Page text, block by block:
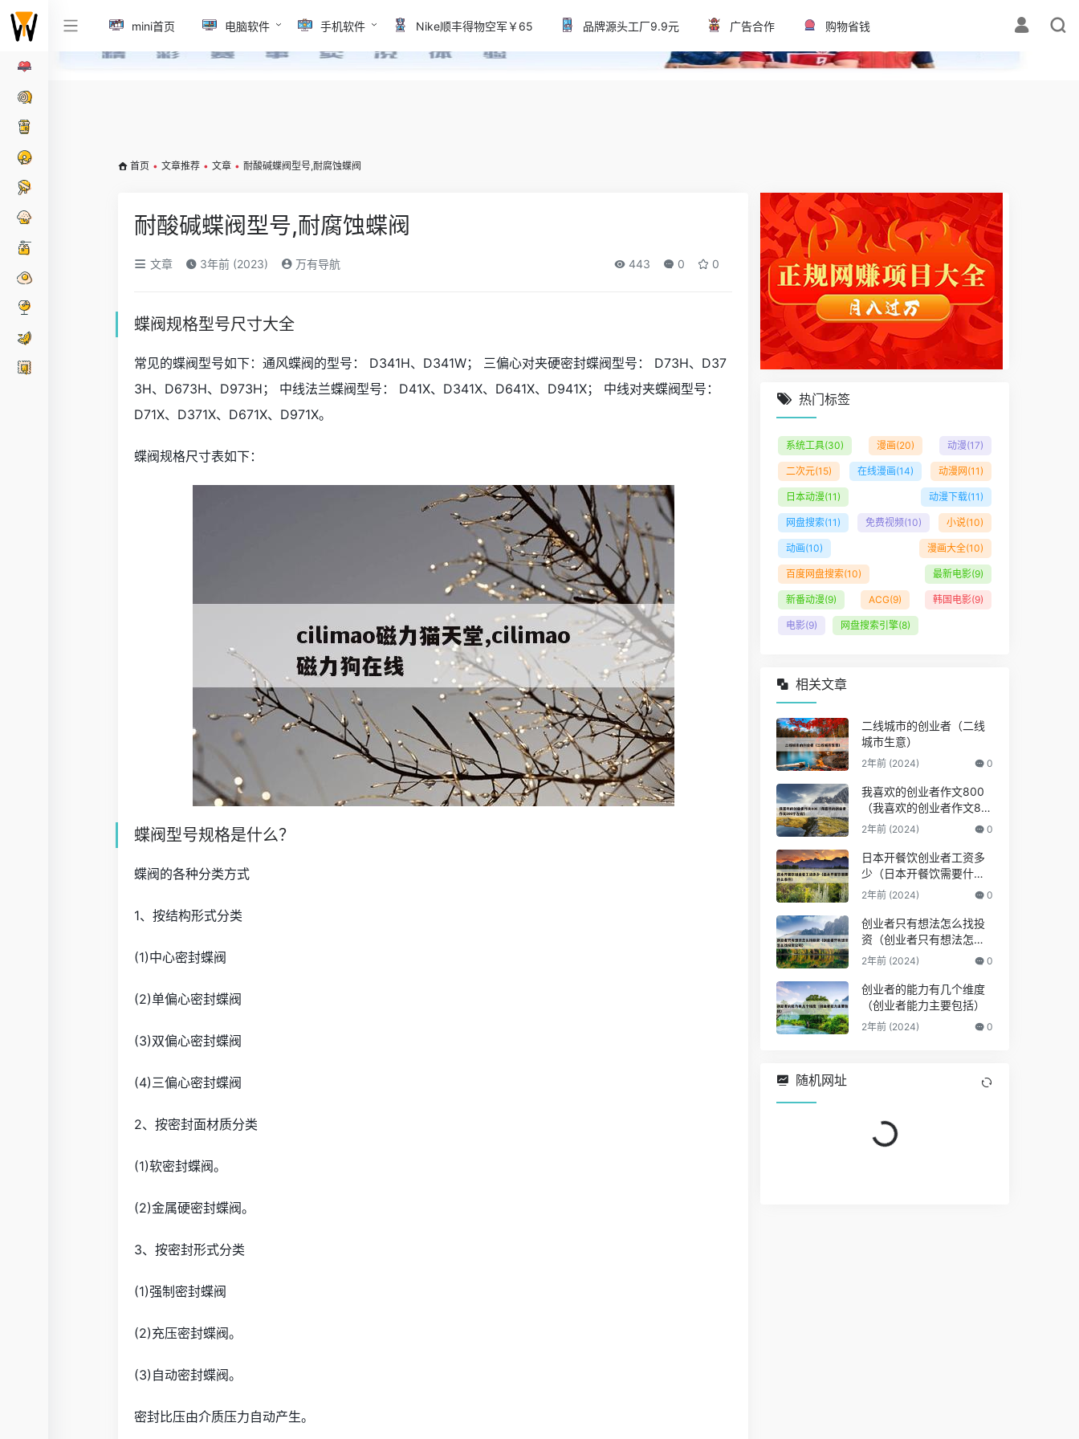
✕
mini首页 电脑软件 手机软件 Nike顺丰得物空军￥65 品牌源头工厂9.9元 广告合作 购物省钱
首页 • 文章推荐 • 文章 • 耐酸碱蝶阀型号,耐腐蚀蝶阀
耐酸碱蝶阀型号,耐腐蚀蝶阀
文章 3年前 (2023) 万有导航 443 0 0
蝶阀规格型号尺寸大全
常见的蝶阀型号如下：通风蝶阀的型号： D341H、D341W； 三偏心对夹硬密封蝶阀型号： D73H、D37
3H、D673H、D973H； 中线法兰蝶阀型号： D41X、D341X、D641X、D941X； 中线对夹蝶阀型号：
D71X、D371X、D671X、D971X。
蝶阀规格尺寸表如下：
蝶阀型号规格是什么？
蝶阀的各种分类方式
1、按结构形式分类
(1)中心密封蝶阀
(2)单偏心密封蝶阀
(3)双偏心密封蝶阀
(4)三偏心密封蝶阀
2、按密封面材质分类
(1)软密封蝶阀。
(2)金属硬密封蝶阀。
3、按密封形式分类
(1)强制密封蝶阀
(2)充压密封蝶阀。
(3)自动密封蝶阀。
密封比压由介质压力自动产生。
热门标签
系统工具(30) 漫画(20) 动漫(17)
二次元(15) 在线漫画(14) 动漫网 (11)
日本动漫(11) 动漫下载(11)
网盘搜索(11) 免费视频(10) 小说(10)
动画(10) 漫画大全(10)
百度网盘搜索(10) 最新电影(9)
新番动漫(9) ACG(9) 韩国电影(9)
电影(9) 网盘搜索引擎(8)
相关文章
二线城市的创业者（二线
城市生意）
2年前 (2024) 0
我喜欢的创业者作文800
（我喜欢的创业者作文80
0字左右）
2年前 (2024) 0
日本开餐饮创业者工资多
少（日本开餐饮需要什么
条件）
2年前 (2024) 0
创业者只有想法怎么找投
资（创业者只有想法怎么
找投资公司）
2年前 (2024) 0
创业者的能力有几个维度
（创业者能力主要包括）
2年前 (2024) 0
Loading...
随机网址
Loading...